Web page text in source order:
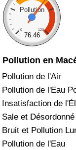
Pollution
0 120
76.46
Pollution en
Pollution de l'Air
Pollution de l'Eau
Insatisfaction de
Sale et Désordonné
Bruit et Pollution
Pollution de l'Eau
à Akaba
Criminalité
Indice de
Indice de
Indice de
Indice des soins